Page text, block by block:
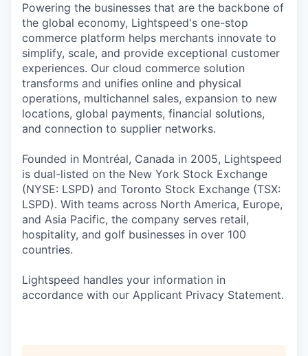
Powering the businesses that are the backbone of
the global economy, Lightspeed's one-stop
commerce platform helps merchants innovate to
simplify, scale, and provide exceptional customer
experiences. Our cloud commerce solution
transforms and unifies online and physical
operations, multichannel sales, expansion to new
locations, global payments, financial solutions,
and connection to supplier networks.
Founded in Montréal, Canada in 2005, Lightspeed
is dual-listed on the New York Stock Exchange
(NYSE: LSPD) and Toronto Stock Exchange (TSX:
LSPD). With teams across North America, Europe,
and Asia Pacific, the company serves retail,
hospitality, and golf businesses in over 100
countries.
Lightspeed handles your information in
accordance with our Applicant Privacy Statement.